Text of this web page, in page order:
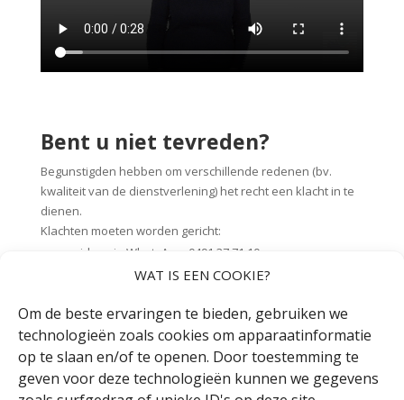
WAT IS EEN COOKIE?
Om de beste ervaringen te bieden, gebruiken we
technologieën zoals cookies om apparaatinformatie
op te slaan en/of te openen. Door toestemming te
geven voor deze technologieën kunnen we gegevens
Bent u niet tevreden?
Begunstigden hebben om verschillende redenen (bv.
kwaliteit van de dienstverlening) het recht een klacht in te
dienen.
Klachten moeten worden gericht:
per video via WhatsApp: 0491 37 71 10
klachtenformulier
17/01/2014 - betreffende de inclusie van personen met
een handicap op het volgende e-mailadres: